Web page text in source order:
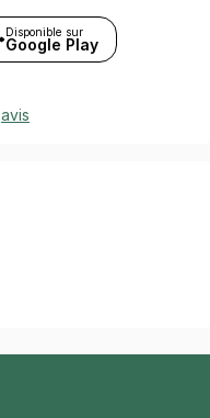
Disponible sur
Google Play
avis